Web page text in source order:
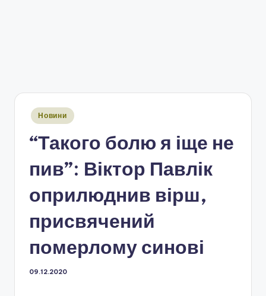
Опубліковано
Новини
“Такого болю я іще не
пив”: Віктор Павлік
оприлюднив вірш,
присвячений
померлому синові
09.12.2020